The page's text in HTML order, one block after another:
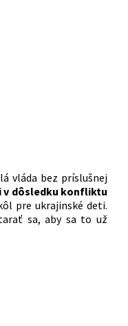
vláda bez príslušnej
v dôsledku konfliktu
pre ukrajinské deti.
sa, aby sa to už